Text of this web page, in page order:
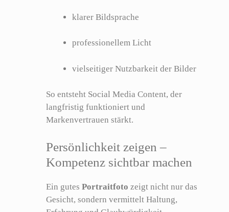
klarer Bildsprache
professionellem Licht
vielseitiger Nutzbarkeit der Bilder
So entsteht Social Media Content, der
langfristig funktioniert und
Markenvertrauen stärkt.
Persönlichkeit zeigen –
Kompetenz sichtbar machen
Ein gutes Portraitfoto zeigt nicht nur das
Gesicht, sondern vermittelt Haltung,